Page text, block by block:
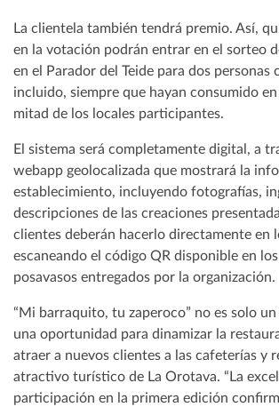
La clientela también tendrá premio. Así,
en la votación podrán entrar en el sorteo
en el Parador del Teide para dos personas
incluido, siempre que hayan consumido en
mitad de los locales participantes.
El sistema será completamente digital, a
webapp geolocalizada que mostrará la
establecimiento, incluyendo fotografías,
descripciones de las creaciones
clientes deberán hacerlo directamente en
escaneando el código QR disponible en
posavasos entregados por la organización.
“Mi barraquito, tu zaperoco” no es solo
una oportunidad para dinamizar la
atraer a nuevos clientes a las cafeterías y
atractivo turístico de La Orotava. “La
participación en la primera edición